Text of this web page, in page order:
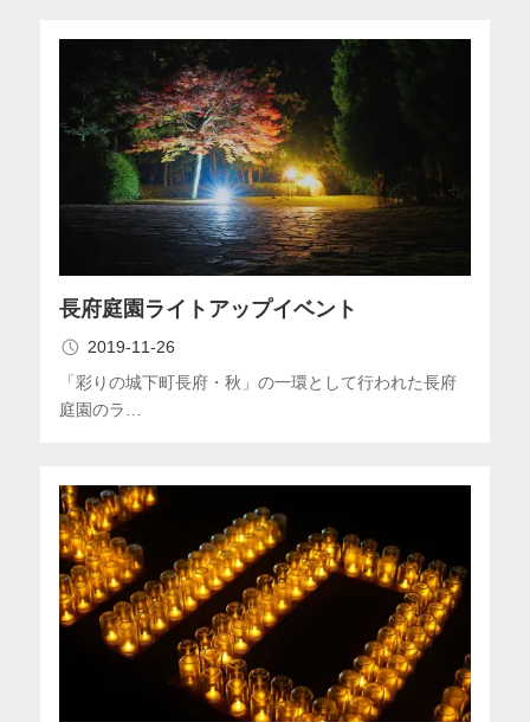
長府庭園ライトアップイベント
2019-11-26
「彩りの城下町長府・秋」の一環として行われた長府
庭園のラ…